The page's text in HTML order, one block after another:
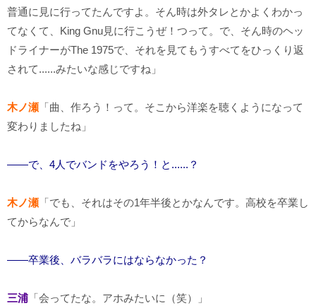
普通に見に行ってたんですよ。そん時は外タレとかよくわかっ
てなくて、King Gnu見に行こうぜ！つって。で、そん時のヘッ
ドライナーがThe 1975で、それを見てもうすべてをひっくり返
されて......みたいな感じですね」
木ノ瀬 「曲、作ろう！って。そこから洋楽を聴くようになって
変わりましたね」
――で、4人でバンドをやろう！と......？
木ノ瀬 「でも、それはその1年半後とかなんです。高校を卒業し
てからなんで」
――卒業後、バラバラにはならなかった？
三浦 「会ってたな。アホみたいに（笑）」